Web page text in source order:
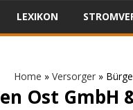
LEXIKON
Home » Versorger »
Ost GmbH